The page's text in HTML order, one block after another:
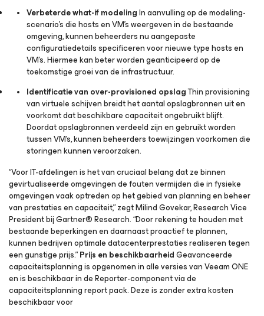
Verbeterde what-if modelingIn aanvulling op de modeling-
scenario’s die hosts en VM’s weergeven in de bestaande
omgeving, kunnen beheerders nu aangepaste
configuratiedetails specificeren voor nieuwe type hosts en
VM’s. Hiermee kan beter worden geanticipeerd op de
toekomstige groei van de infrastructuur.
Identificatie van over-provisioned opslagThin provisioning
van virtuele schijven breidt het aantal opslagbronnen uit en
voorkomt dat beschikbare capaciteit ongebruikt blijft.
Doordat opslagbronnen verdeeld zijn en gebruikt worden
tussen VM’s, kunnen beheerders toewijzingen voorkomen die
storingen kunnen veroorzaken.
“Voor IT-afdelingen is het van cruciaal belang dat ze binnen
gevirtualiseerde omgevingen de fouten vermijden die in fysieke
omgevingen vaak optreden op het gebied van planning en beheer
van prestaties en capaciteit,” zegt Milind Govekar, Research Vice
President bij Gartner® Research. “Door rekening te houden met
bestaande beperkingen en daarnaast proactief te plannen,
kunnen bedrijven optimale datacenterprestaties realiseren tegen
een gunstige prijs.”Prijs en beschikbaarheidGeavanceerde
capaciteitsplanning is opgenomen in alle versies van Veeam ONE
en is beschikbaar in de Reporter-component via de
capaciteitsplanning report pack. Deze is zonder extra kosten
beschikbaar voor